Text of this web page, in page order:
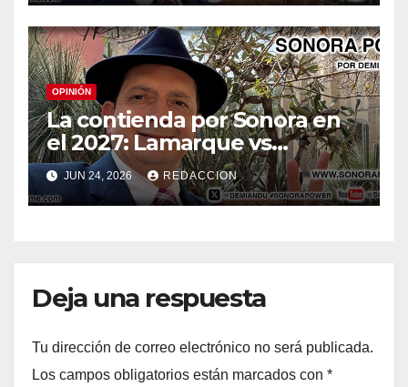
OPINIÓN
La contienda por Sonora en
el 2027: Lamarque vs
Astiazarán
JUN 24, 2026 REDACCION
Deja una respuesta
Tu dirección de correo electrónico no será publicada.
Los campos obligatorios están marcados con *